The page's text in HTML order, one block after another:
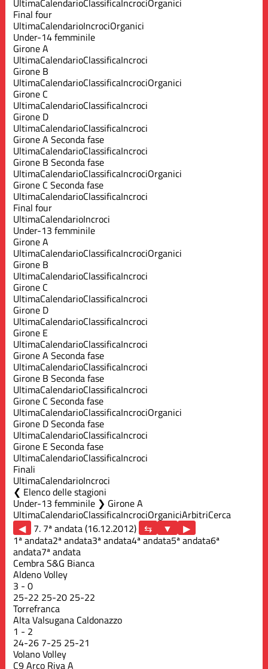
Final four
UltimaCalendarioIncrociOrganici
Under-14 femminile
Girone A
UltimaCalendarioClassificaIncroci
Girone B
UltimaCalendarioClassificaIncrociOrganici
Girone C
UltimaCalendarioClassificaIncroci
Girone D
UltimaCalendarioClassificaIncroci
Girone A Seconda fase
UltimaCalendarioClassificaIncroci
Girone B Seconda fase
UltimaCalendarioClassificaIncrociOrganici
Girone C Seconda fase
UltimaCalendarioClassificaIncroci
Final four
UltimaCalendarioIncroci
Under-13 femminile
Girone A
UltimaCalendarioClassificaIncrociOrganici
Girone B
UltimaCalendarioClassificaIncroci
Girone C
UltimaCalendarioClassificaIncroci
Girone D
UltimaCalendarioClassificaIncroci
Girone E
UltimaCalendarioClassificaIncroci
Girone A Seconda fase
UltimaCalendarioClassificaIncroci
Girone B Seconda fase
UltimaCalendarioClassificaIncroci
Girone C Seconda fase
UltimaCalendarioClassificaIncrociOrganici
Girone D Seconda fase
UltimaCalendarioClassificaIncroci
Girone E Seconda fase
UltimaCalendarioClassificaIncroci
Finali
UltimaCalendarioIncroci
Elenco delle stagioni
Under-13 femminile ❯ Girone A
UltimaCalendarioClassificaIncrociOrganiciArbitriCerca
◀ 7. 7ª andata (16.12.2012)
▶
1ª andata2ª andata3ª andata4ª andata5ª andata6ª
andata7ª andata
Cembra S&G Bianca
Aldeno Volley
3 -0
25-22 25-20 25-22
Torrefranca
Alta Valsugana Caldonazzo
1 - 2
24-26 7-25 25-21
Volano Volley
C9 Arco Riva A